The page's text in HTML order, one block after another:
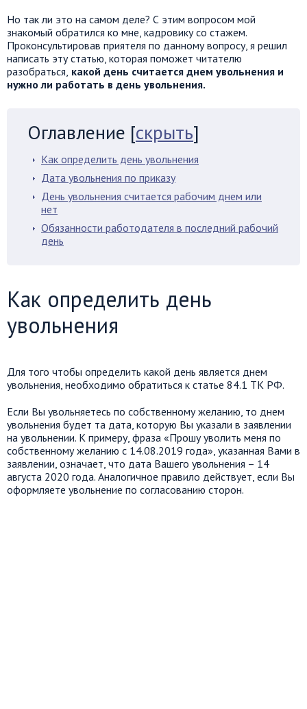
Но так ли это на самом деле? С этим вопросом мой
знакомый обратился ко мне, кадровику со стажем.
Проконсультировав приятеля по данному вопросу, я решил
написать эту статью, которая поможет читателю
разобраться, какой день считается днем увольнения и
нужно ли работать в день увольнения.
Оглавление [скрыть]
Как определить день увольнения
Дата увольнения по приказу
День увольнения считается рабочим днем или
нет
Обязанности работодателя в последний рабочий
день
Как определить день
увольнения
Для того чтобы определить какой день является днем
увольнения, необходимо обратиться к статье 84.1 ТК РФ.
Если Вы увольняетесь по собственному желанию, то днем
увольнения будет та дата, которую Вы указали в заявлении
на увольнении. К примеру, фраза «Прошу уволить меня по
собственному желанию с 14.08.2019 года», указанная Вами в
заявлении, означает, что дата Вашего увольнения – 14
августа 2020 года. Аналогичное правило действует, если Вы
оформляете увольнение по согласованию сторон.